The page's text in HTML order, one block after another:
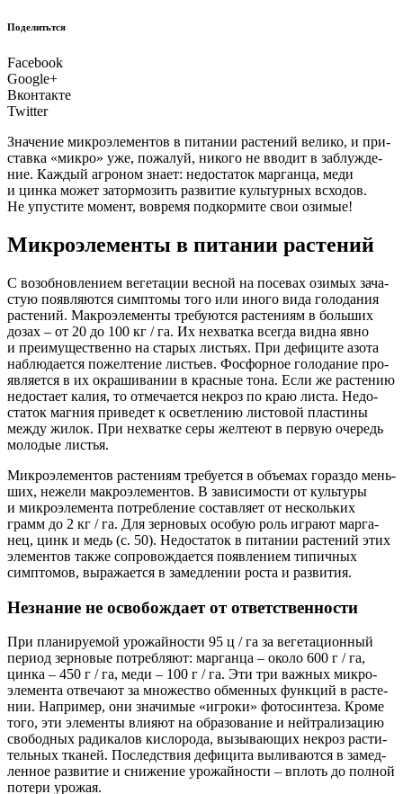
Поделитьтся
Facebook
Google+
Вконтакте
Twitter
Зна­че­ние мик­ро­эле­мен­тов в пита­нии рас­те­ний вели­ко, и при­
став­ка «мик­ро» уже, пожа­луй, нико­го не вво­дит в заблуж­де­
ние. Каж­дый агро­ном зна­ет: недо­ста­ток мар­ган­ца, меди
и цин­ка может затор­мо­зить раз­ви­тие куль­тур­ных всхо­дов.
Не упу­сти­те момент, вовре­мя под­кор­ми­те свои озимые!
Микроэлементы в питании растений
С воз­об­нов­ле­ни­ем веге­та­ции вес­ной на посе­вах ози­мых зача­
стую появ­ля­ют­ся симп­то­мы того или ино­го вида голо­да­ния
рас­те­ний. Мак­ро­эле­мен­ты тре­бу­ют­ся рас­те­ни­ям в боль­ших
дозах – от 20 до 100 кг / га. Их нехват­ка все­гда вид­на явно
и пре­иму­ще­ствен­но на ста­рых листьях. При дефи­ци­те азо­та
наблю­да­ет­ся пожел­те­ние листьев. Фос­фор­ное голо­да­ние про­
яв­ля­ет­ся в их окра­ши­ва­нии в крас­ные тона. Если же рас­те­нию
недо­ста­ет калия, то отме­ча­ет­ся некроз по краю листа. Недо­
ста­ток маг­ния при­ве­дет к освет­ле­нию листо­вой пла­сти­ны
меж­ду жилок. При нехват­ке серы жел­те­ют в первую оче­редь
моло­дые листья.
Мик­ро­эле­мен­тов рас­те­ни­ям тре­бу­ет­ся в объ­е­мах гораз­до мень­
ших, неже­ли мак­ро­эле­мен­тов. В зави­си­мо­сти от куль­ту­ры
и мик­ро­эле­мен­та потреб­ле­ние состав­ля­ет от несколь­ких
грамм до 2 кг / га. Для зер­но­вых осо­бую роль игра­ют мар­га­
нец, цинк и медь (с. 50). Недо­ста­ток в пита­нии рас­те­ний этих
эле­мен­тов так­же сопро­вож­да­ет­ся появ­ле­ни­ем типич­ных
симп­то­мов, выра­жа­ет­ся в замед­ле­нии роста и развития.
Незнание не освобождает от ответственности
При пла­ни­ру­е­мой уро­жай­но­сти 95 ц / га за веге­та­ци­он­ный
пери­од зер­но­вые потреб­ля­ют: мар­ган­ца – око­ло 600 г / га,
цин­ка – 450 г / га, меди – 100 г / га. Эти три важ­ных мик­ро­
эле­мен­та отве­ча­ют за мно­же­ство обмен­ных функ­ций в рас­те­
нии. Напри­мер, они зна­чи­мые «игро­ки» фото­син­те­за. Кро­ме
того, эти эле­мен­ты вли­я­ют на обра­зо­ва­ние и ней­тра­ли­за­цию
сво­бод­ных ради­ка­лов кис­ло­ро­да, вызы­ва­ю­щих некроз рас­ти­
тель­ных тка­ней. Послед­ствия дефи­ци­та выли­ва­ют­ся в замед­
лен­ное раз­ви­тие и сни­же­ние уро­жай­но­сти – вплоть до пол­ной
поте­ри урожая.